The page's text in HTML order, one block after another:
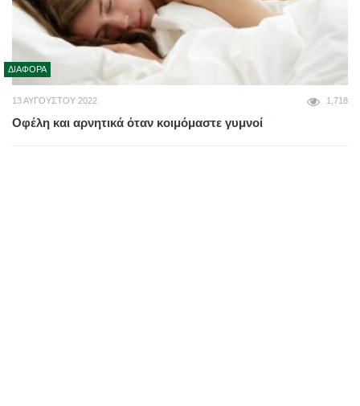
ΔΙΆΦΟΡΑ
13 ΑΥΓΟΎΣΤΟΥ 2022 1,718
Οφέλη και αρνητικά όταν κοιμόμαστε γυμνοί